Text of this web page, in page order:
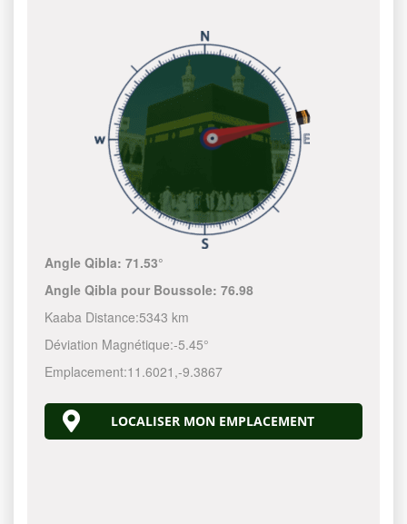
Angle Qibla:71.53°
Angle Qibla pour Boussole:76.98
Kaaba Distance:5343 km
Déviation Magnétique:-5.45°
Emplacement:11.6021 ,-9.3867
LOCALISER MON EMPLACEMENT